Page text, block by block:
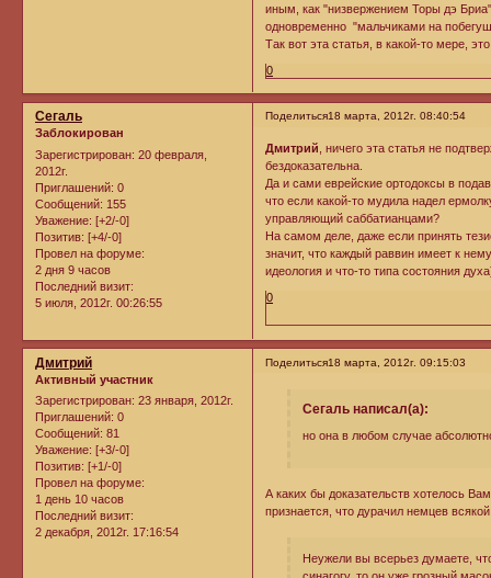
иным, как "низвержением Торы дэ
одновременно "мальчиками на
Так вот эта статья, в какой-то мере,
0
Поделиться18 марта, 2012г. 08:40:54
Сегаль
Заблокирован
Зарегистрирован: 20 февраля,
2012г.
Приглашений: 0
Сообщений: 155
Уважение: [+2/-0]
Позитив: [+4/-0]
Провел на форуме:
2 дня 9 часов
Последний визит:
5 июля, 2012г. 00:26:55
Дмитрий , ничего эта статья не
бездоказательна.
Да и сами еврейские ортодоксы в
что если какой-то мудила надел
управляющий саббатианцами?
На самом деле, даже если принять
значит, что каждый раввин имеет к
идеология и что-то типа состояния
0
Поделиться18 марта, 2012г. 09:15:03
Дмитрий
Активный участник
Зарегистрирован: 23 января, 2012г.
Приглашений: 0
Сообщений: 81
Уважение: [+3/-0]
Позитив: [+1/-0]
Провел на форуме:
1 день 10 часов
Последний визит:
2 декабря, 2012г. 17:16:54
Сегаль написал(а):
но она в любом случае
А каких бы доказательств хотелось
признается, что дурачил немцев
Неужели вы всерьез думаете,